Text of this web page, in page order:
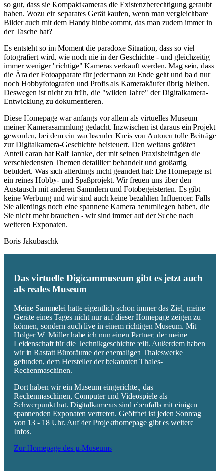
so gut, dass sie Kompaktkameras die Existenzberechtigung geraubt
haben. Wozu ein separates Gerät kaufen, wenn man vergleichbare
Bilder auch mit dem Handy hinbekommt, das man zudem immer in
der Tasche hat?
Es entsteht so im Moment die paradoxe Situation, dass so viel
fotografiert wird, wie noch nie in der Geschichte - und gleichzeitig
immer weniger "richtige" Kameras verkauft werden. Mag sein, dass
die Ära der Fotoapparate für jedermann zu Ende geht und bald nur
noch Hobbyfotografen und Profis als Kamerakäufer übrig bleiben.
Deswegen ist nicht zu früh, die "wilden Jahre" der Digitalkamera-
Entwicklung zu dokumentieren.
Diese Homepage war anfangs vor allem als virtuelles Museum
meiner Kamerasammlung gedacht. Inzwischen ist daraus ein Projekt
geworden, bei dem ein wachsender Kreis von Autoren tolle Beiträge
zur Digitalkamera-Geschichte beisteuert. Den weitaus größten
Anteil daran hat Ralf Jannke, der mit seinen Praxisbeiträgen die
verschiedensten Themen detailliert behandelt und großartig
bebildert. Was sich allerdings nicht geändert hat: Die Homepage ist
ein reines Hobby- und Spaßprojekt. Wir freuen uns über den
Austausch mit anderen Sammlern und Fotobegeisterten. Es gibt
keine Werbung und wir sind auch keine bezahlten Influencer. Falls
Sie allerdings noch eine spannene Kamera herumliegen haben, die
Sie nicht mehr brauchen - wir sind immer auf der Suche nach
weiteren Exponaten.
Boris Jakubaschk
Das virtuelle Digicammuseum gibt es jetzt auch
als reales Museum
Meine Sammelei hatte eigentlich schon immer das Ziel, meine
Geräte eines Tages nicht nur auf dieser Homepage zeigen zu
können, sondern auch live in einem richtigen Museum. Mit
Holger W. Müller habe ich nun einen Partner, der meine
Leidenschaft für die Technikgeschichte teilt. Außerdem haben
wir in Rastatt Büroräume der ehemaligen Thaleswerke
gefunden, dem Hersteller der bekannten Thales-
Rechenmaschinen.
Dort haben wir ein Museum eingerichtet, das
Rechenmaschinen, Computer und Videospiele als
Schwerpunkt hat. Digitalkameras sind ebenfalls mit einigen
spannenden Exponaten vertreten. Geöffnet ist jeden Sonntag
von 13 - 18 Uhr. Auf der Projekthomepage gibt es weitere
Infos.
Zur Homepage des µ-Museums